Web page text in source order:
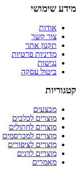
מידע שימושי
אודות
צור קשר
תקנון אתר
מדיניות פרטיות
נגישות
ביטול עסקה
קטגוריות
מבצעים
מוצרים לכלבים
מוצרים לחתולים
מוצרים למכרסמים
מוצרים לציפורים
מוצרים לדגים
מאמרים